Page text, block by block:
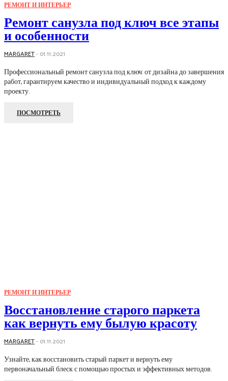
РЕМОНТ И ИНТЕРЬЕР
Ремонт санузла под ключ все этапы
и особенности
MARGARET- 01.11.2021
Профессиональный ремонт санузла под ключ: от дизайна до завершения
работ, гарантируем качество и индивидуальный подход к каждому
проекту.
ПОСМОТРЕТЬ
РЕМОНТ И ИНТЕРЬЕР
Восстановление старого паркета
как вернуть ему былую красоту
MARGARET- 01.11.2021
Узнайте, как восстановить старый паркет и вернуть ему
первоначальный блеск с помощью простых и эффективных методов.